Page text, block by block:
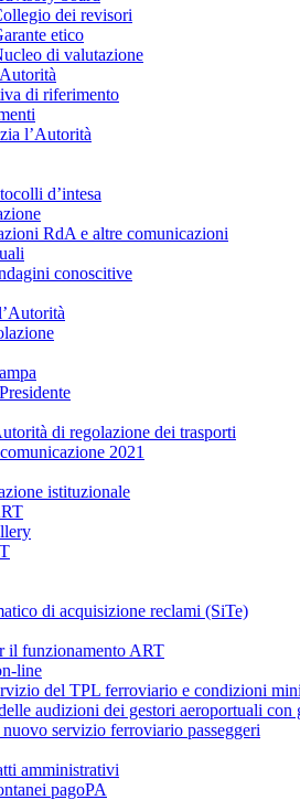
dei revisori
etico
di valutazione
di riferimento
l’Autorità
d’intesa
RdA e altre comunicazioni
conoscitive
di regolazione dei trasporti
2021
istituzionale
di acquisizione reclami (SiTe)
il funzionamento ART
line
del TPL ferroviario e condizioni
audizioni dei gestori aeroportuali con
servizio ferroviario passeggeri
amministrativi
pagoPA